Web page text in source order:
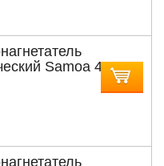
Samoa 424
PM3 для бочек